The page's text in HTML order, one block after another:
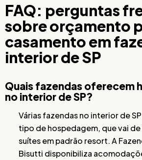
FAQ: perguntas
sobre orçamento
casamento em
interior de SP
Quais fazendas oferecem
no interior de SP?
Várias fazendas no interior de
tipo de hospedagem, que vai
suítes em padrão resort. A
Bisutti disponibiliza